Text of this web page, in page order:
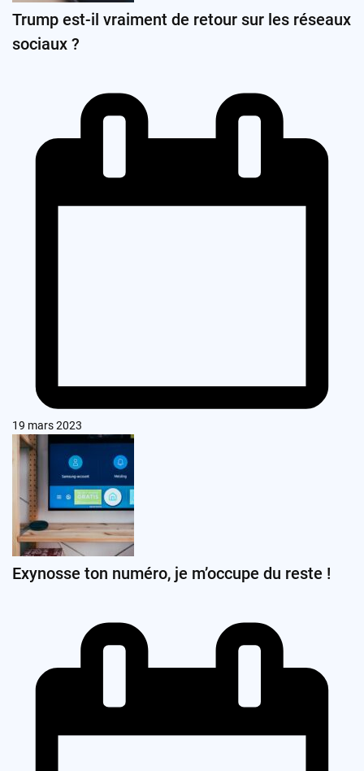
Trump est-il vraiment de retour sur les réseaux
sociaux ?
19 mars 2023
Exynosse ton numéro, je m’occupe du reste !